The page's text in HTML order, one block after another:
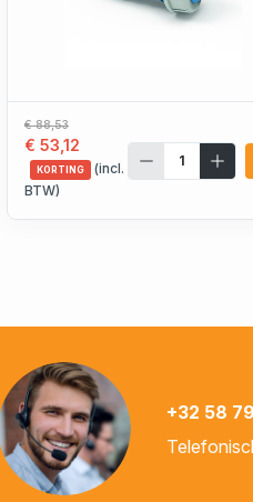
€ 88,53
€ 53,12
KORTING
(incl.
BTW)
+32 58